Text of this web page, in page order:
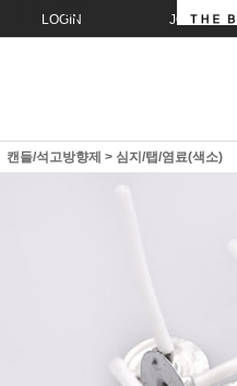
LOGIN JOIN
캔들/석고방향제 > 심지/탭/염료(색소)